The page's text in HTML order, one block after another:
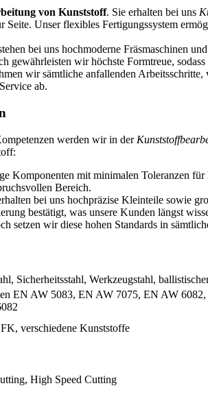
von Kunststoff. Sie erhalten bei uns
Unser flexibles Fertigungssystem
bei uns hochmoderne Fräsmaschinen
gewährleisten wir höchste Formtreue,
wir sämtliche anfallenden
ab.
werden wir in der
Komponenten mit minimalen Toleranzen
Bereich.
bei uns hochpräzise Kleinteile sowie
bestätigt, was unsere Kunden längst
setzen wir diese hohen Standards in
Sicherheitsstahl, Werkzeugstahl,
EN AW 5083, EN AW 7075, EN AW
verschiedene Kunststoffe
High Speed Cutting